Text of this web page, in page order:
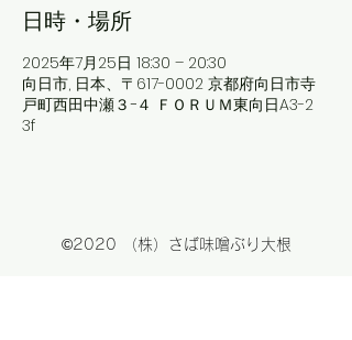
日時・場所
2025年7月25日 18:30 – 20:30
向日市, 日本、〒617-0002 京都府向日市寺
戸町西田中瀬３−４ ＦＯＲＵＭ東向日A3-2
3f
©2020 （株）さば味噌ぶり大根